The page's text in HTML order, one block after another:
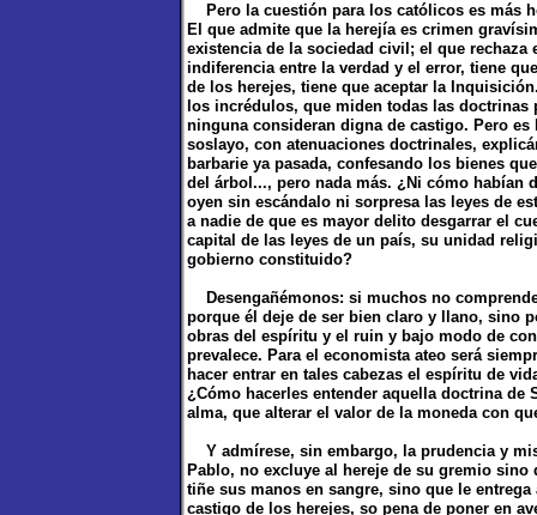
Pero la cuestión para los católicos es más
El que admite que la herejía es crimen
existencia de la sociedad civil; el que
indiferencia entre la verdad y el error, tiene
de los herejes, tiene que aceptar la
los incrédulos, que miden todas las
ninguna consideran digna de castigo. Pero
soslayo, con atenuaciones doctrinales,
barbarie ya pasada, confesando los bienes
del árbol..., pero nada más. ¿Ni cómo habían
oyen sin escándalo ni sorpresa las leyes de
a nadie de que es mayor delito desgarrar el
capital de las leyes de un país, su unidad
gobierno constituido?
Desengañémonos: si muchos no
porque él deje de ser bien claro y llano, sino
obras del espíritu y el ruin y bajo modo de
prevalece. Para el economista ateo será
hacer entrar en tales cabezas el espíritu de
¿Cómo hacerles entender aquella doctrina de
alma, que alterar el valor de la moneda con
Y admírese, sin embargo, la prudencia y
Pablo, no excluye al hereje de su gremio
tiñe sus manos en sangre, sino que le
castigo de los herejes, so pena de poner en